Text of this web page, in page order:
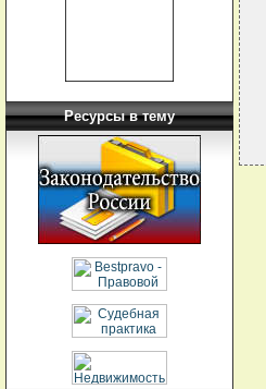
Ресурсы в тему